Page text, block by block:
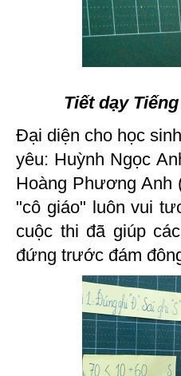
Tiết dạy
Đại diện cho học
yêu: Huỳnh Ngọc
Hoàng Phương Anh
"cô giáo" luôn vui
cuộc thi đã giúp
đứng trước đám